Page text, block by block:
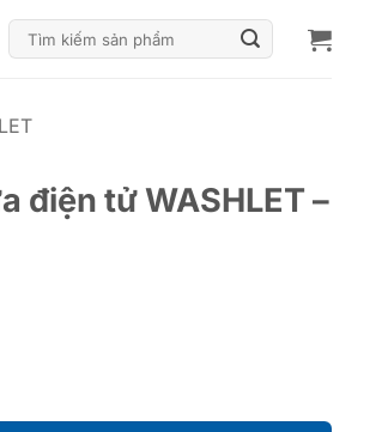
kiếm:
điện tử WASHLET –
số lượng